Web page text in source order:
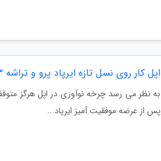
اپل کار روی نسل تازه ایرپاد پرو و تراشه H3 را شروع کرد
به نظر می رسد چرخه نوآوری در اپل هرگز
پس از عرضه موفقیت آمیز ایرپاد...